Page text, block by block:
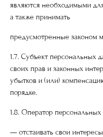
являются необходимыми
а также принимать
предусмотренные законом
1.7. Субъект персональных
своих прав и законных
убытков и (или)
порядке.
1.8. Оператор
— отстаивать свои